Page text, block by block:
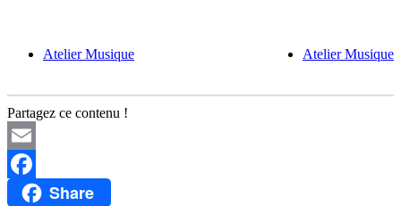
Atelier Musique Atelier Musique
Partagez ce contenu !
Email
FacebookShare